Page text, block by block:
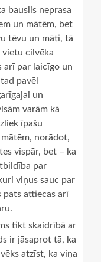
bauslis neprasa
un mātēm, bet
tēvu un māti, tā
cilvēka
arī par laicīgo un
pavēl
un
varām kā
īpašu
norādot,
vispār, bet – ka
par
viņus sauc par
pats attiecas arī
tikt skaidrībā ar
ir jāsaprot tā, ka
atzīst, ka viņa